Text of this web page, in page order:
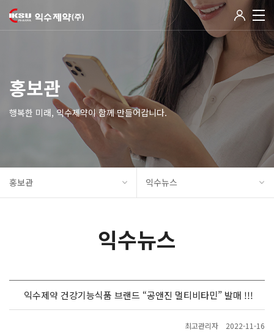
홍보관
행복한 미래, 익수제약이 함께 만들어갑니다.
홍보관 익수뉴스
익수뉴스
익수제약 건강기능식품 브랜드 “공앤진 멀티비타민” 발매 !!!
최고관리자 2022-11-16